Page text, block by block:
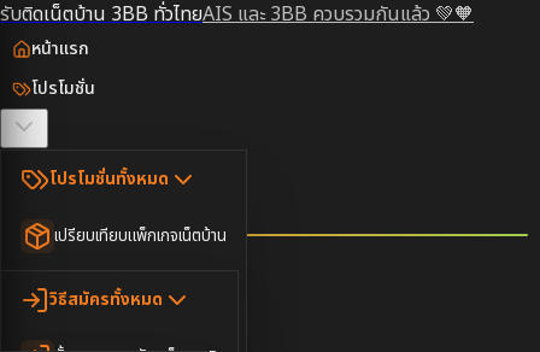
รับติดเน็ตบ้าน 3BB ทั่วไทยAIS และ 3BB ควบรวมกันแล้ว 💚🧡
หน้าแรก
โปรโมชั่น
โปรโมชั่นทั้งหมด
เปรียบเทียบแพ็กเกจเน็ตบ้าน
ตรวจสอบพื้นที่
วิธีสมัครทั้งหมด
อุปกรณ์